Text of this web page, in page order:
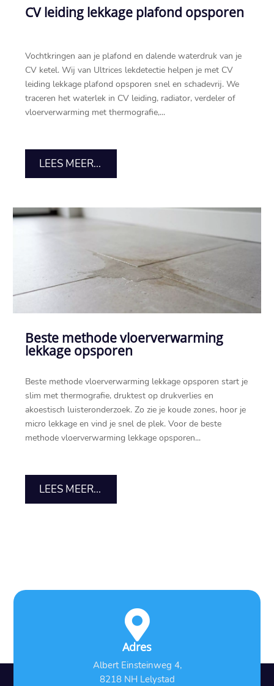
CV leiding lekkage plafond opsporen
Vochtkringen aan je plafond en dalende waterdruk van je
CV ketel.​ Wij van Ultrices lekdetectie helpen je met CV
leiding lekkage plafond opsporen snel en schadevrij.​ We
traceren het waterlek in CV leiding, radiator, verdeler of
vloerverwarming met thermografie,...
LEES MEER...
Beste methode vloerverwarming
lekkage opsporen
Beste methode vloerverwarming lekkage opsporen start je
slim met thermografie, druktest op drukverlies en
akoestisch luisteronderzoek.​ Zo zie je koude zones, hoor je
micro lekkage en vind je snel de plek.​ Voor de beste
methode vloerverwarming lekkage opsporen...
LEES MEER...

Adres
Albert Einsteinweg 4,
8218 NH Lelystad